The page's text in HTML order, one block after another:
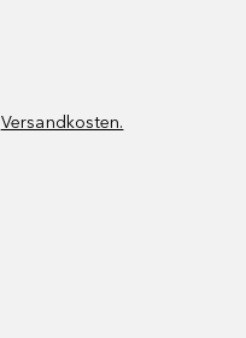
Versandkosten.